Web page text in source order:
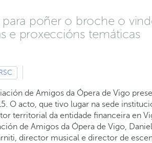
para poñer o broche o
e proxeccións temáticas
RSC
de Amigos da Ópera de Vigo
O acto, que tivo lugar na sede
territorial da entidade financeira en
de Amigos da Ópera de Vigo,
director musical e director de